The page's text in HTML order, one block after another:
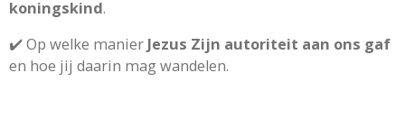
koningskind.
✔️ Op welke manier Jezus Zijn autoriteit aan ons gaf
en hoe jij daarin mag wandelen.